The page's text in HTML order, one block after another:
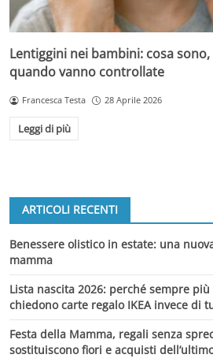
Lentiggini nei bambini: cosa
quando vanno controllate
Francesca Testa 28 Aprile 2026
Leggi di più
ARTICOLI RECENTI
Benessere olistico in estate: una
mamma
Lista nascita 2026: perché sempre
chiedono carte regalo IKEA invece di
Festa della Mamma, regali senza
sostituiscono fiori e acquisti